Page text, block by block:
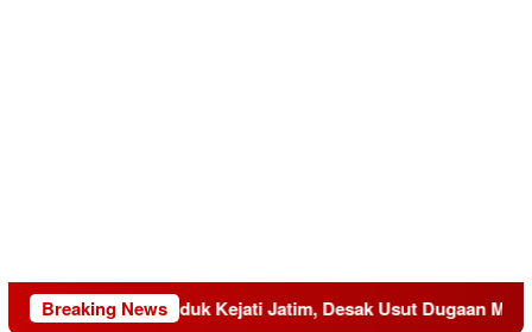
Breaking News
KEMAKI Geruduk Kejati Jatim, Desak Usut Dugaan Mark-up